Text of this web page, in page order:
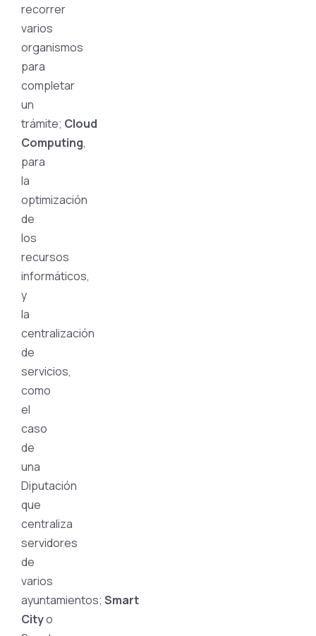
recorrer
varios
organismos
para
completar
un
trámite; Cloud
Computing,
para
la
optimización
de
los
recursos
informáticos,
y
la
centralización
de
servicios,
como
el
caso
de
una
Diputación
que
centraliza
servidores
de
varios
ayuntamientos; Smart
Cityo